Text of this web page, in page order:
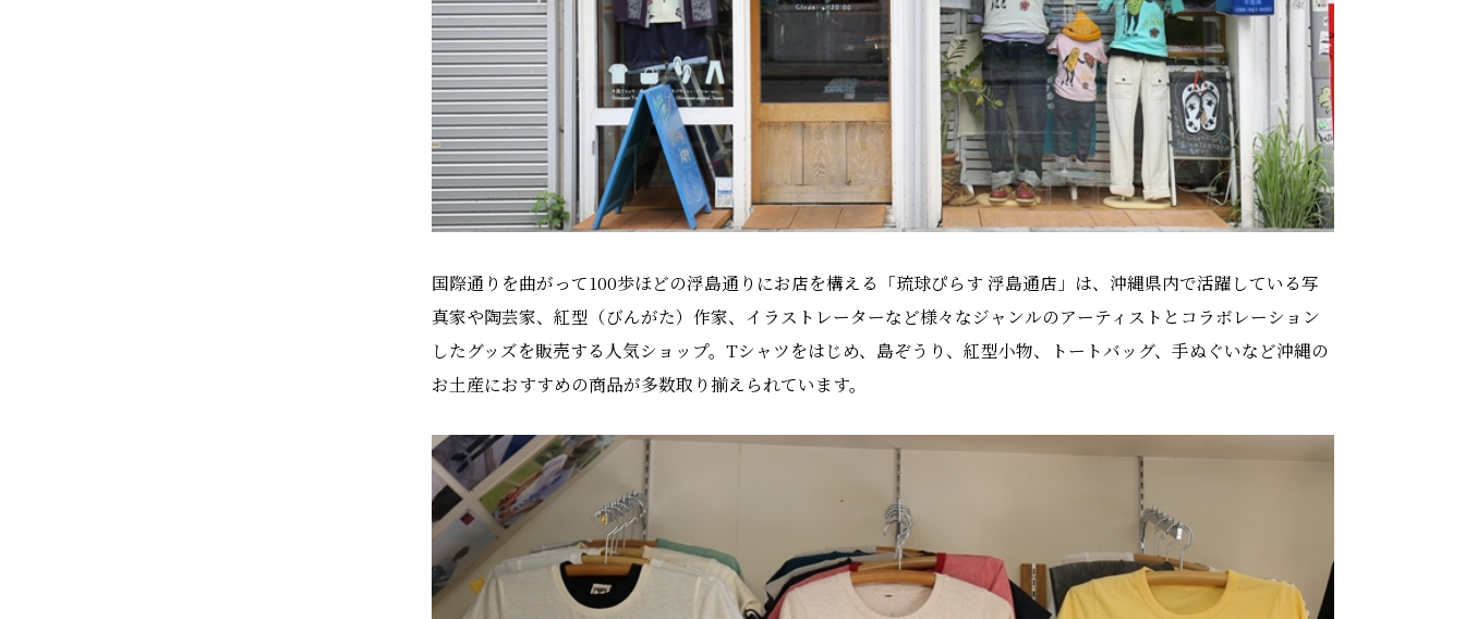
国際通りを曲がって100歩ほどの浮島通りにお店を構える「琉球ぴらす 浮島通店」は、沖縄県内で活躍している写
真家や陶芸家、紅型（びんがた）作家、イラストレーターなど様々なジャンルのアーティストとコラボレーション
したグッズを販売する人気ショップ。Tシャツをはじめ、島ぞうり、紅型小物、トートバッグ、手ぬぐいなど沖縄の
お土産におすすめの商品が多数取り揃えられています。